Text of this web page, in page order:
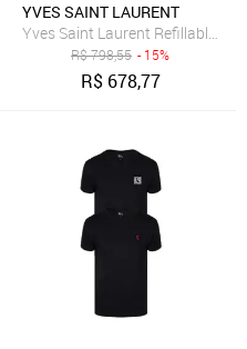
5 Castanho Claro 60ml
YVES SAINT LAURENT
Yves Saint Laurent Refillable
R$798,55 - 15%
R$ 678,77